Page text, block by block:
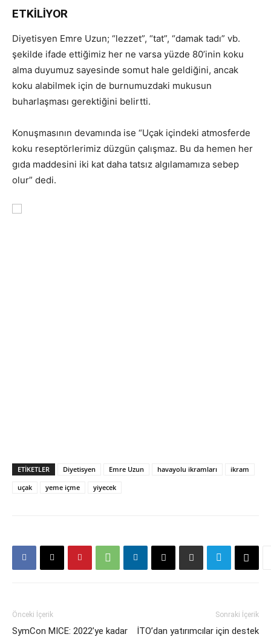
ETKİLİYOR
Diyetisyen Emre Uzun; “lezzet”, “tat”, “damak tadı” vb.
şekilde ifade ettiğimiz her ne varsa yüzde 80’inin koku
alma duyumuz sayesinde somut hale geldiğini, ancak
koku alabilmek için de burnumuzdaki mukusun
buharlaşması gerektiğini belirtti.
Konuşmasının devamında ise “Uçak içindeki atmosferde
koku reseptörlerimiz düzgün çalışmaz. Bu da hemen her
gıda maddesini iki kat daha tatsız algılamamıza sebep
olur” dedi.
ETIKETLER Diyetisyen Emre Uzun havayolu ikramları
ikram
uçak
yeme içme yiyecek
Önceki İçerik
SymCon MICE: 2022’ye kadar
Sonraki İçerik
İTO’dan yatırımcılar için destek